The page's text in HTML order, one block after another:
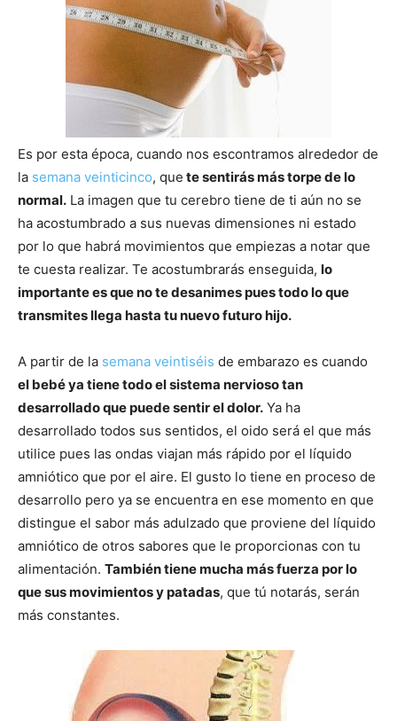
Es por esta época, cuando nos escontramos alrededor de
la semana veinticinco, que te sentirás más torpe de lo
normal. La imagen que tu cerebro tiene de ti aún no se
ha acostumbrado a sus nuevas dimensiones ni estado
por lo que habrá movimientos que empiezas a notar que
te cuesta realizar. Te acostumbrarás enseguida, lo
importante es que no te desanimes pues todo lo que
transmites llega hasta tu nuevo futuro hijo.
A partir de la semana veintiséis de embarazo es cuando
el bebé ya tiene todo el sistema nervioso tan
desarrollado que puede sentir el dolor. Ya ha
desarrollado todos sus sentidos, el oido será el que más
utilice pues las ondas viajan más rápido por el líquido
amniótico que por el aire. El gusto lo tiene en proceso de
desarrollo pero ya se encuentra en ese momento en que
distingue el sabor más adulzado que proviene del líquido
amniótico de otros sabores que le proporcionas con tu
alimentación. También tiene mucha más fuerza por lo
que sus movimientos y patadas, que tú notarás, serán
más constantes.